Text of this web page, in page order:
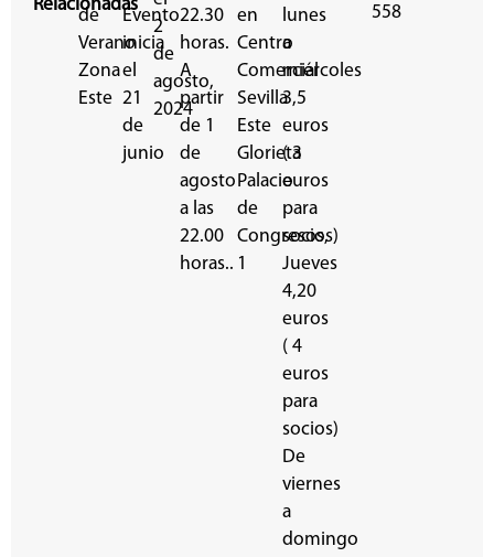
Relacionadas
de
Verano
Zona
Este
Evento
inicia
el
21
de
junio
2
de
agosto,
2024
22.30
horas.
A
partir
de 1
de
agosto
a las
22.00
horas..
en
Centro
Comercial
Sevilla
Este
Glorieta
Palacio
de
Congresos,
1
lunes
a
miércoles
3,5
euros
( 3
euros
para
socios)
Jueves
4,20
euros
( 4
euros
para
socios)
De
viernes
a
domingo
558